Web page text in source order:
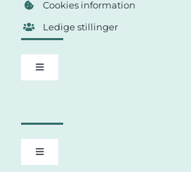
Cookies information
Ledige stillinger
Toggle
Navigation
Guide til tilmelding til HF Online
Toggle
Navigation